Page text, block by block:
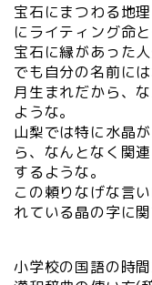
宝石にまつわる地
にライティング命
宝石に縁があった
でも自分の名前に
月生まれだから、
ような。
山梨では特に水晶
ら、なんとなく関
するような。
この頼りなげな言
れている晶の字に
小学校の国語の時間